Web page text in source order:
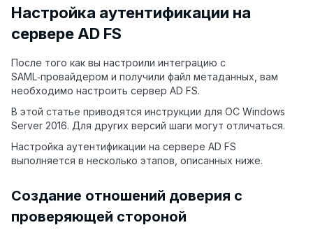
Настройка аутентификации на
сервере AD FS
После того как вы настроили интеграцию с
SAML‑провайдером и получили файл метаданных, вам
необходимо настроить сервер AD FS.
В этой статье приводятся инструкции для ОС Windows
Server 2016. Для других версий шаги могут отличаться.
Настройка аутентификации на сервере AD FS
выполняется в несколько этапов, описанных ниже.
Создание отношений доверия с
проверяющей стороной